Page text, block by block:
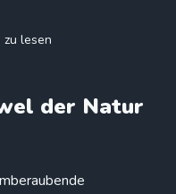
zu lesen
der Natur